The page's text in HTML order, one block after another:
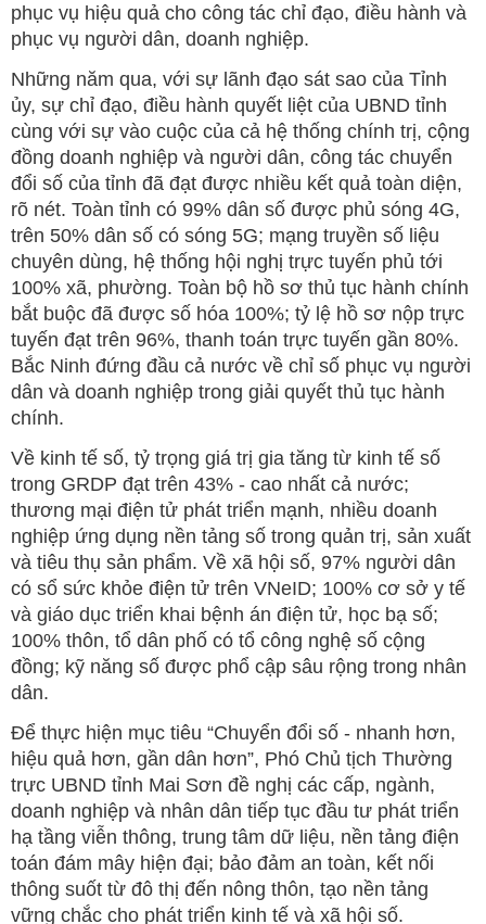
phục vụ hiệu quả cho công tác chỉ đạo, điều hành và
phục vụ người dân, doanh nghiệp.
Những năm qua, với sự lãnh đạo sát sao của Tỉnh
ủy, sự chỉ đạo, điều hành quyết liệt của UBND tỉnh
cùng với sự vào cuộc của cả hệ thống chính trị, cộng
đồng doanh nghiệp và người dân, công tác chuyển
đổi số của tỉnh đã đạt được nhiều kết quả toàn diện,
rõ nét. Toàn tỉnh có 99% dân số được phủ sóng 4G,
trên 50% dân số có sóng 5G; mạng truyền số liệu
chuyên dùng, hệ thống hội nghị trực tuyến phủ tới
100% xã, phường. Toàn bộ hồ sơ thủ tục hành chính
bắt buộc đã được số hóa 100%; tỷ lệ hồ sơ nộp trực
tuyến đạt trên 96%, thanh toán trực tuyến gần 80%.
Bắc Ninh đứng đầu cả nước về chỉ số phục vụ người
dân và doanh nghiệp trong giải quyết thủ tục hành
chính.
Về kinh tế số, tỷ trọng giá trị gia tăng từ kinh tế số
trong GRDP đạt trên 43% - cao nhất cả nước;
thương mại điện tử phát triển mạnh, nhiều doanh
nghiệp ứng dụng nền tảng số trong quản trị, sản xuất
và tiêu thụ sản phẩm. Về xã hội số, 97% người dân
có sổ sức khỏe điện tử trên VNeID; 100% cơ sở y tế
và giáo dục triển khai bệnh án điện tử, học bạ số;
100% thôn, tổ dân phố có tổ công nghệ số cộng
đồng; kỹ năng số được phổ cập sâu rộng trong nhân
dân.
Để thực hiện mục tiêu “Chuyển đổi số - nhanh hơn,
hiệu quả hơn, gần dân hơn”, Phó Chủ tịch Thường
trực UBND tỉnh Mai Sơn đề nghị các cấp, ngành,
doanh nghiệp và nhân dân tiếp tục đầu tư phát triển
hạ tầng viễn thông, trung tâm dữ liệu, nền tảng điện
toán đám mây hiện đại; bảo đảm an toàn, kết nối
thông suốt từ đô thị đến nông thôn, tạo nền tảng
vững chắc cho phát triển kinh tế và xã hội số.